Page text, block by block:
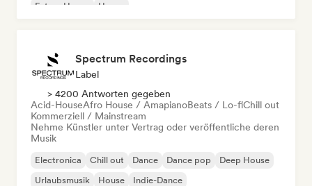
Future House
House
Spectrum Recordings
Label
> 4200 Antworten gegeben
Acid-HouseAfro House / AmapianoBeats / Lo-fiChill out
Kommerziell / Mainstream
Nehme Künstler unter Vertrag oder veröffentliche deren
Musik
Electronica Chill out Dance Dance pop
Deep House
Urlaubsmusik
House Indie-Dance